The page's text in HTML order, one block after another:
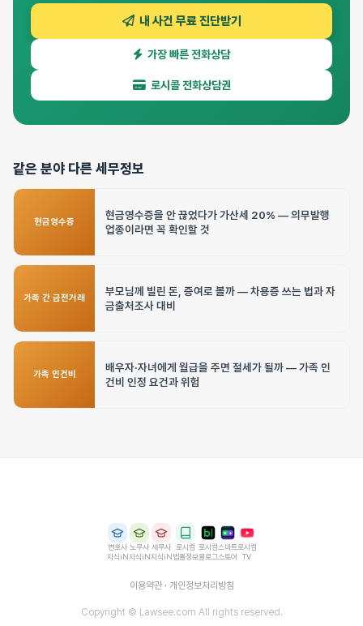
내 사건 무료 진단받기
가장 빠른 전화상담
로시콜 전화상담권
같은 분야 다른 세무정보
현금영수증
현금영수증을 안 끊었다가 가산세 20% — 의무발행
업종이라면 꼭 확인할 것
가족 간 금전거래
부모님께 빌린 돈, 증여로 볼까 — 차용증 쓰는 법과 자
금출처조사 대비
가족 인건비
배우자·자녀에게 월급을 주면 절세가 될까 — 가족 인
건비 인정 요건과 위험
변호사
지식iN
노무사
지식iN
세무사
지식iN
로시컴
법률정보
로시컴
블로그
스마트
스토어
로시컴
TV
이용약관· 개인정보처리방침
Copyright © Lawsee.com All rights reserved.